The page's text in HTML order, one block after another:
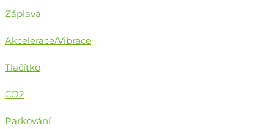
Záplava
Akcelerace/Vibrace
Tlačítko
CO2
Parkování